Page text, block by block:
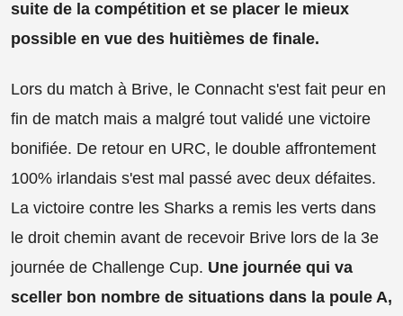
suite de la compétition et se placer le mieux
possible en vue des huitièmes de finale.
Lors du match à Brive, le Connacht s'est fait peur en
fin de match mais a malgré tout validé une victoire
bonifiée. De retour en URC, le double affrontement
100% irlandais s'est mal passé avec deux défaites.
La victoire contre les Sharks a remis les verts dans
le droit chemin avant de recevoir Brive lors de la 3e
journée de Challenge Cup. Une journée qui va
sceller bon nombre de situations dans la poule A,